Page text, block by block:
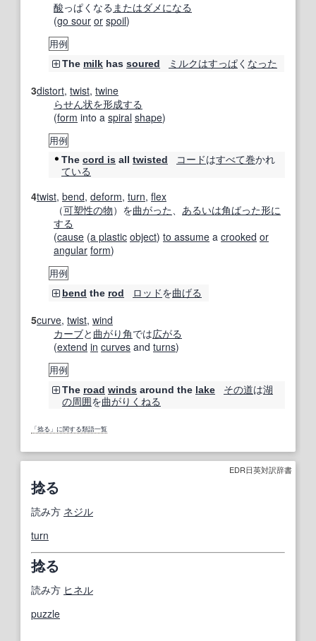
酸っぱくなる またはダメになる
(go sour or spoil)
用例
The milk has soured ミルクはすっぱく なった
3distort, twist, twine
らせん状を形成する
(form into a spiral shape)
用例
The cord is all twisted コードはすべて巻かれ
ている
4twist, bend, deform, turn, flex
（可塑性の物）を曲がった あるいは角ばった形に
する
(cause (a plastic object) to assume a crooked or
angular form)
用例
bend the rod ロッドを曲げる
5curve, twist, wind
カーブと 曲がり角では広がる
(extend in curves and turns)
用例
The road winds around the lake その道は湖
の周囲を曲がりくねる
「捻る」に関する類語一覧
EDR日英対訳辞書
捻る
読み方 ネジル
turn
捻る
読み方 ヒネル
puzzle